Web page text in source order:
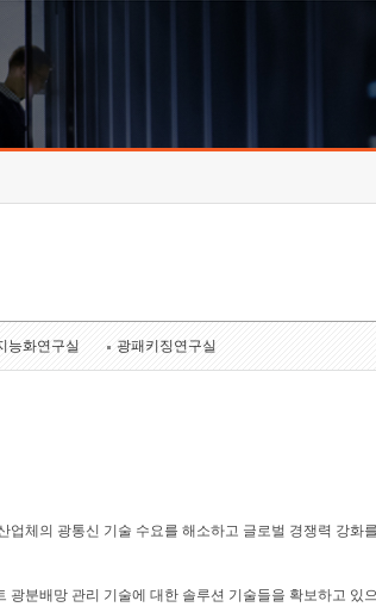
호남권연구본부
기획본부
연
주
능화연구실 광패키징연구실
업체의 광통신 기술 수요를 해소하고 글로벌 경쟁력 강화
분배망 관리 기술에 대한 솔루션 기술들을 확보하고 있